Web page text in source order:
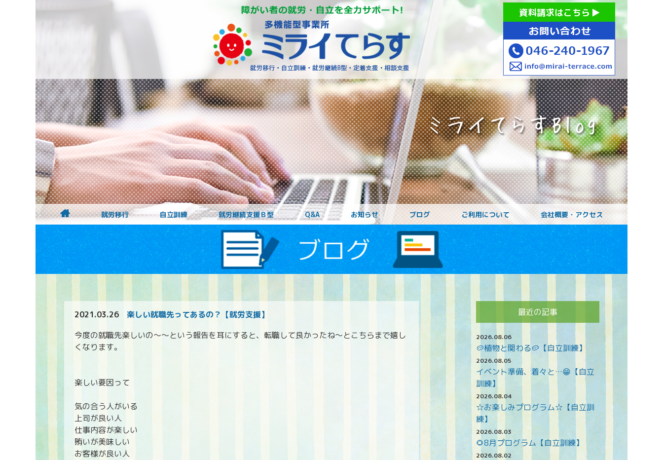
障がいをお持ちの方への就労支援 ミライてらす大和｜就労移行｜就
資料請求はこちら
お子様の
就労移行 自立訓練 就労継続支援Ｂ型 Q&A お知らせ ブログ ご利用について 会社概要・アクセス
2021.03.26
楽しい就職先ってあるの？【就労支援】
今度の就職先楽しいの～～という報告を耳にすると、転職して良かったね～とこちらまで嬉し
くなります。
楽しい要因って
気の合う人がいる
上司が良い人
仕事内容が楽しい
賄いが美味しい
お客様が良い人
最近の記事
2026.08.06
🥔植物と関わる🥔【自立訓練】
2026.08.05
イベント準備、着々と…😁【自立
訓練】
2026.08.04
☆お楽しみプログラム☆【自立訓
練】
2026.08.03
🌻8月プログラム【自立訓練】
2026.08.02